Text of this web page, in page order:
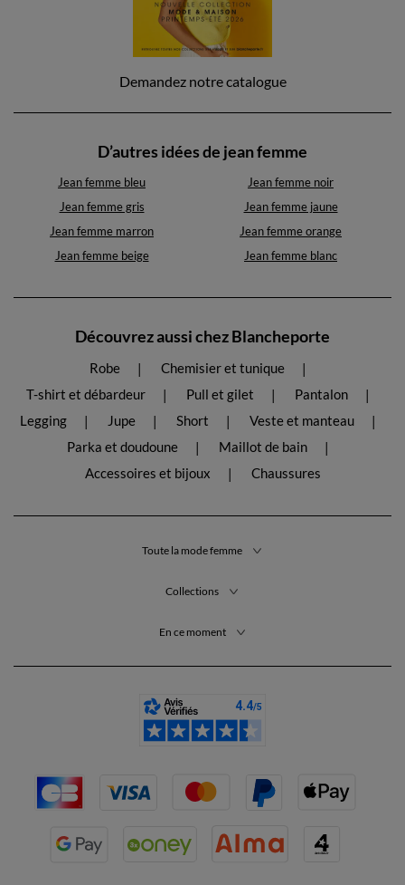
Demandez notre catalogue
D’autres idées de jean femme
Jean femme bleu
Jean femme noir
Jean femme gris
Jean femme jaune
Jean femme marron
Jean femme orange
Jean femme beige
Jean femme blanc
Découvrez aussi chez Blancheporte
Robe
Chemisier et tunique
T-shirt et débardeur
Pull et gilet
Pantalon
Legging
Jupe Short
Veste et manteau
Parka et doudoune
Maillot de bain
Accessoires et bijoux
Chaussures
Toute la mode femme
Collections
En ce moment